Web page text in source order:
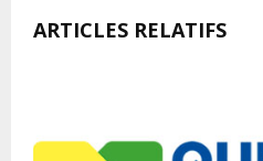
ARTICLES RELATIFS